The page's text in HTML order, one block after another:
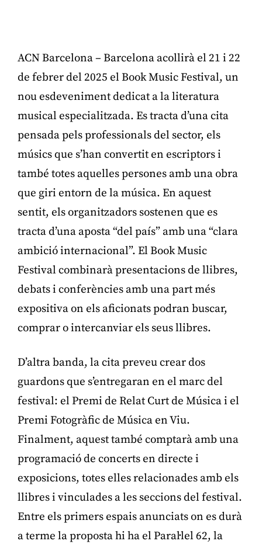
ACN Barcelona – Barcelona acollirà el 21 i 22
de febrer del 2025 el Book Music Festival, un
nou esdeveniment dedicat a la literatura
musical especialitzada. Es tracta d’una cita
pensada pels professionals del sector, els
músics que s’han convertit en escriptors i
també totes aquelles persones amb una obra
que giri entorn de la música. En aquest
sentit, els organitzadors sostenen que es
tracta d’una aposta “del país” amb una “clara
ambició internacional”. El Book Music
Festival combinarà presentacions de llibres,
debats i conferències amb una part més
expositiva on els aficionats podran buscar,
comprar o intercanviar els seus llibres.
D’altra banda, la cita preveu crear dos
guardons que s’entregaran en el marc del
festival: el Premi de Relat Curt de Música i el
Premi Fotogràfic de Música en Viu.
Finalment, aquest també comptarà amb una
programació de concerts en directe i
exposicions, totes elles relacionades amb els
llibres i vinculades a les seccions del festival.
Entre els primers espais anunciats on es durà
a terme la proposta hi ha el Paral·lel 62, la